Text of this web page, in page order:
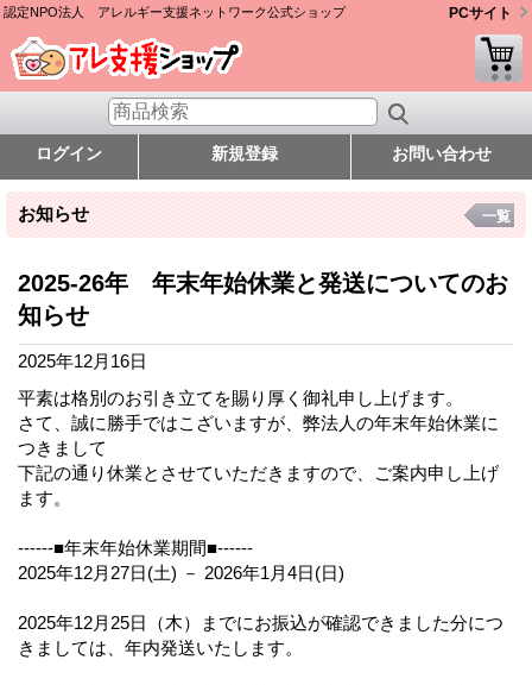
認定NPO法人 アレルギー支援ネットワーク公式ショップ PCサイト
ログイン 新規登録 お問い合わせ
お知らせ 一覧
2025-26年 年末年始休業と発送についてのお
知らせ
2025年12月16日
平素は格別のお引き立てを賜り厚く御礼申し上げます。
さて、誠に勝手ではこざいますが、弊法人の年末年始休業に
つきまして
下記の通り休業とさせていただきますので、ご案内申し上げ
ます。
------■年末年始休業期間■------
2025年12月27日(土) － 2026年1月4日(日)
2025年12月25日（木）までにお振込が確認できました分につ
きましては、年内発送いたします。